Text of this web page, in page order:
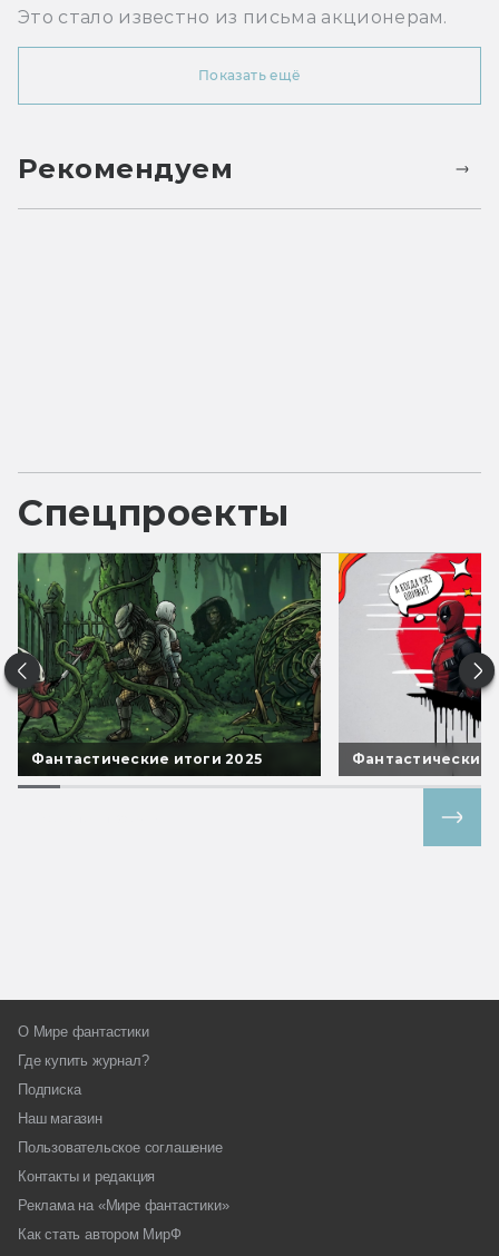
Это стало известно из письма акционерам.
Показать ещё
Рекомендуем
Спецпроекты
Фантастические итоги 2025 Фантастические
О Мире фантастики
Где купить журнал?
Подписка
Наш магазин
Пользовательское соглашение
Контакты и редакция
Реклама на «Мире фантастики»
Как стать автором МирФ